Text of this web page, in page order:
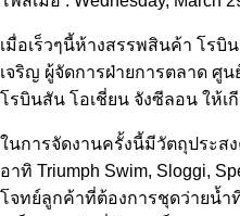
เมื่อเร็วๆนี้ห้างสรรพสินค้า โรบิ
เจริญ ผู้จัดการฝ่ายการตลาด
โรบินสัน โอเชี่ยน จังซีลอน ให้
ในการจัดงานครั้งนี้มีวัตถุประส
อาทิ Triumph Swim, Sloggi,
โจทย์ลูกค้าที่ต้องการชุดว่ายน้ำ